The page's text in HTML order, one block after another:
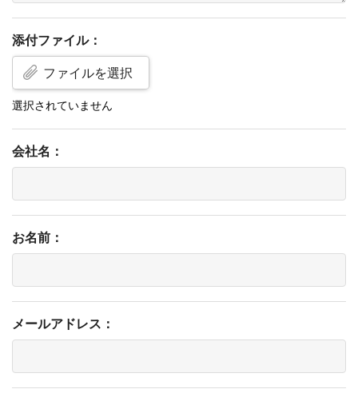
添付ファイル：
ファイルを選択
会社名：
お名前：
メールアドレス：